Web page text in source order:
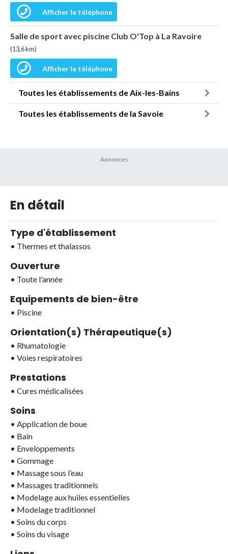
Afficher le téléphone
Salle de sport avec piscine Club O'Top à La Ravoire
(13,6 km)
Afficher le téléphone
Toutes les établissements de Aix-les-Bains
Toutes les établissements de la Savoie
En détail
Type d'établissement
• Thermes et thalassos
Ouverture
• Toute l'année
Equipements de bien-être
• Piscine
Orientation(s) Thérapeutique(s)
• Rhumatologie
• Voies respiratoires
Prestations
• Cures médicalisées
Soins
• Application de boue
• Bain
• Enveloppements
• Gommage
• Massage sous l’eau
• Massages traditionnels
• Modelage aux huiles essentielles
• Modelage traditionnel
• Soins du corps
• Soins du visage